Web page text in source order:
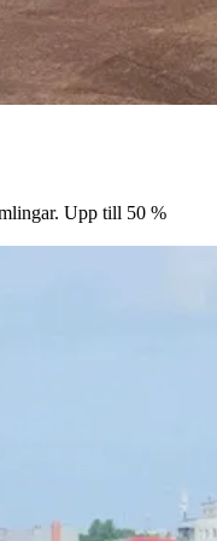
Upp till 50 %